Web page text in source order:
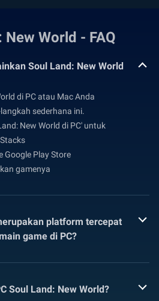
New World - FAQ
Soul Land: New World
di PC atau Mac Anda
sederhana ini.
New World di PC' untuk
Google Play Store
gamenya
platform tercepat
game di PC?
Soul Land: New World?